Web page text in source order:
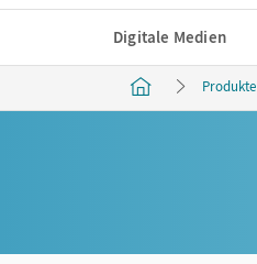
Digitale Medien
Produkte